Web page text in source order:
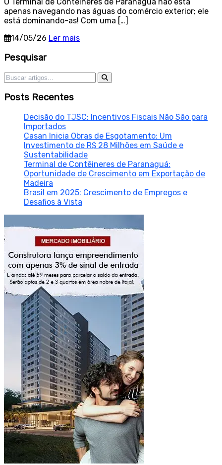
apenas navegando nas águas do comércio exterior; ele
está dominando-as! Com uma […]
14/05/26 Ler mais
Sidebar
Pesquisar
Pesquisar por:
Posts Recentes
Decisão do TJSC: Incentivos Fiscais Não São para
Importados
Casan Inicia Obras de Esgotamento: Um
Investimento de R$ 28 Milhões em Saúde e
Sustentabilidade
Terminal de Contêineres de Paranaguá:
Oportunidade de Crescimento em Exportação de
Madeira
Brasil em 2025: Crescimento de Empregos e
Desafios à Vista